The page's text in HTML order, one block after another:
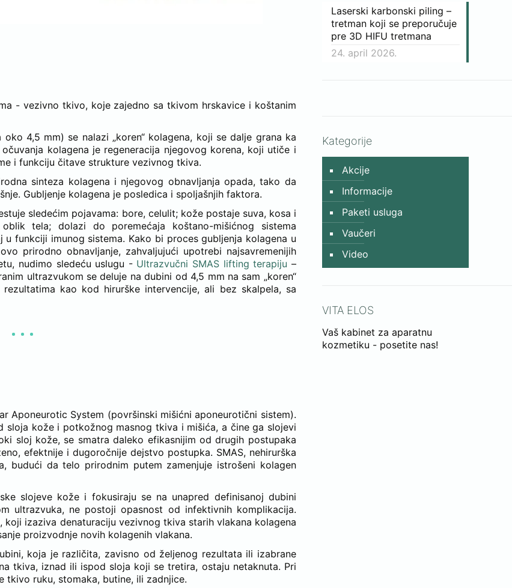
- vezivno tkivo, koje zajedno sa tkivom hrskavice i koštanim
4,5 mm) se nalazi „koren“ kolagena, koji se dalje grana ka
kolagena je regeneracija njegovog korena, koji utiče i
i funkciju čitave strukture vezivnog tkiva.
sinteza kolagena i njegovog obnavljanja opada, tako da
Gubljenje kolagena je posledica i spoljašnjih faktora.
sledećim pojavama: bore, celulit; kože postaje suva, kosa i
tela; dolazi do poremećaja koštano-mišićnog sistema
funkciji imunog sistema. Kako bi proces gubljenja kolagena u
prirodno obnavljanje, zahvaljujući upotrebi najsavremenijih
nudimo sledeću uslugu - Ultrazvučni SMAS lifting terapiju –
ultrazvukom se deluje na dubini od 4,5 mm na sam „koren“
kao kod hirurške intervencije, ali bez skalpela, sa
Aponeurotic System (površinski mišićni aponeurotični sistem).
sloja kože i potkožnog masnog tkiva i mišića, a čine ga slojevi
sloj kože, se smatra daleko efikasnijim od drugih postupaka
efektnije i dugoročnije dejstvo postupka. SMAS, nehirurška
budući da telo prirodnim putem zamenjuje istrošeni kolagen
slojeve kože i fokusiraju se na unapred definisanoj dubini
ultrazvuka, ne postoji opasnost od infektivnih komplikacija.
izaziva denaturaciju vezivnog tkiva starih vlakana kolagena
proizvodnje novih kolagenih vlakana.
koja je različita, zavisno od željenog rezultata ili izabrane
tkiva, iznad ili ispod sloja koji se tretira, ostaju netaknuta. Pri
tkivo ruku, stomaka, butine, ili zadnjice.
Laserski karbonski piling –
tretman koji se preporučuje
pre 3D HIFU tretmana
24. april 2026.
Kategorije
Akcije
Informacije
Paketi usluga
Vaučeri
Video
VITA ELOS
Vaš kabinet za aparatnu
kozmetiku - posetite nas!